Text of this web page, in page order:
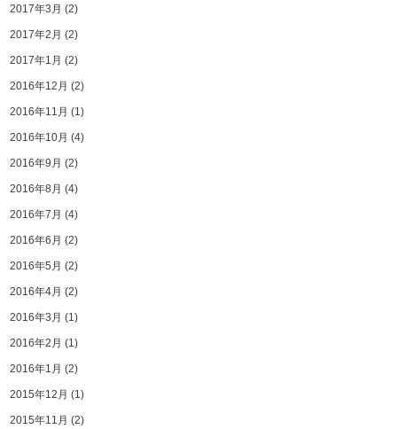
2017年3月 (2)
2017年2月 (2)
2017年1月 (2)
2016年12月 (2)
2016年11月 (1)
2016年10月 (4)
2016年9月 (2)
2016年8月 (4)
2016年7月 (4)
2016年6月 (2)
2016年5月 (2)
2016年4月 (2)
2016年3月 (1)
2016年2月 (1)
2016年1月 (2)
2015年12月 (1)
2015年11月 (2)